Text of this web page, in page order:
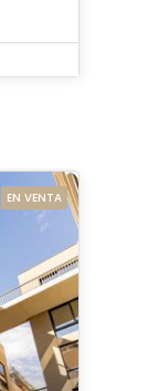
EN VENTA